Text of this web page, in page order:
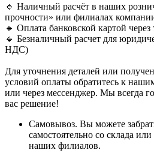
🔹 Наличный расчёт в наших
прочности» или филиалах
🔹 Оплата банковской картой
🔹 Безналичный расчет для
НДС)
Для уточнения деталей или
условий оплаты обратитесь к
или через мессенджер. Мы всегда
вас решение!
Самовывоз. Вы можете
самостоятельно со склада
наших филиалов.